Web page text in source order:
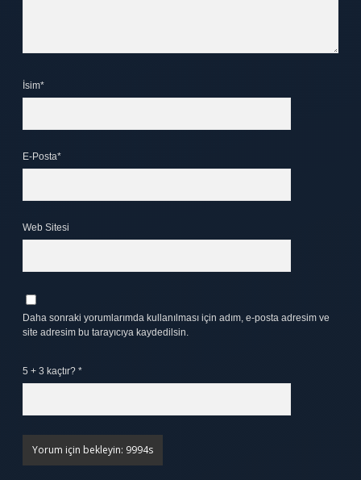
İsim*
E-Posta*
Web Sitesi
Daha sonraki yorumlarımda kullanılması için adım, e-posta adresim ve
site adresim bu tarayıcıya kaydedilsin.
5 + 3 kaçtır? *